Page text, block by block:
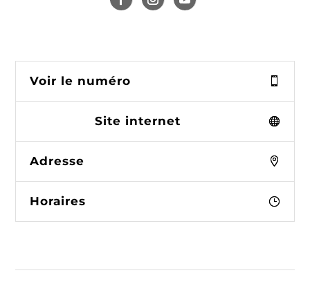
Voir le numéro
Site internet
Adresse
Horaires